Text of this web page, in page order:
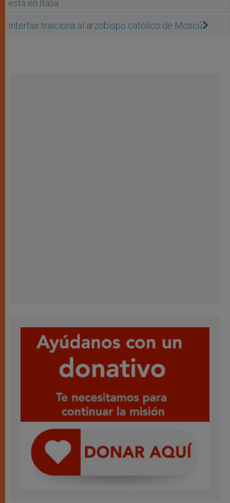
está en Italia
Interfax traiciona al arzobispo católico de Moscú